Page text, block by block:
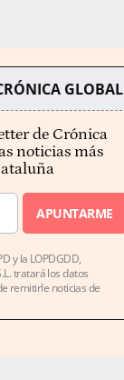
GLOBAL
de Crónica
noticias más
APUNTARME
y la LOPDGDD,
tratará los datos
remitirle noticias de